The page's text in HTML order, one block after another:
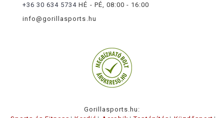
+36 30 634 5734 HÉ - PÉ, 08:00 - 16:00
info@gorillasports.hu
Gorillasports.hu: